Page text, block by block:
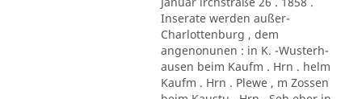
Inserate werden außer-
Charlottenburg , dem
angenonunen : in K. -Wusterh-
ausen beim Kaufm . Hrn . helm
Kaufm . Hrn . Plewe , m Zossen